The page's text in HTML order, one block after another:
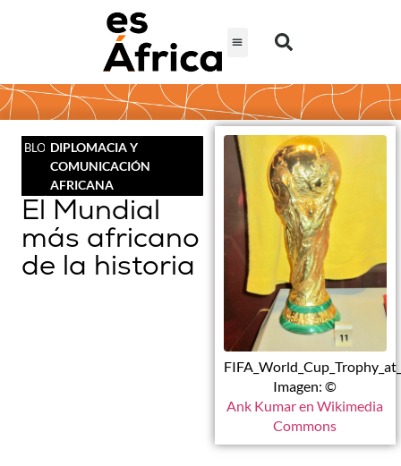
BLOGDIPLOMACIA Y
COMUNICACIÓN
AFRICANA
El Mundial
más africano
de la historia
Imagen: ©
Ank Kumar en Wikimedia
Commons